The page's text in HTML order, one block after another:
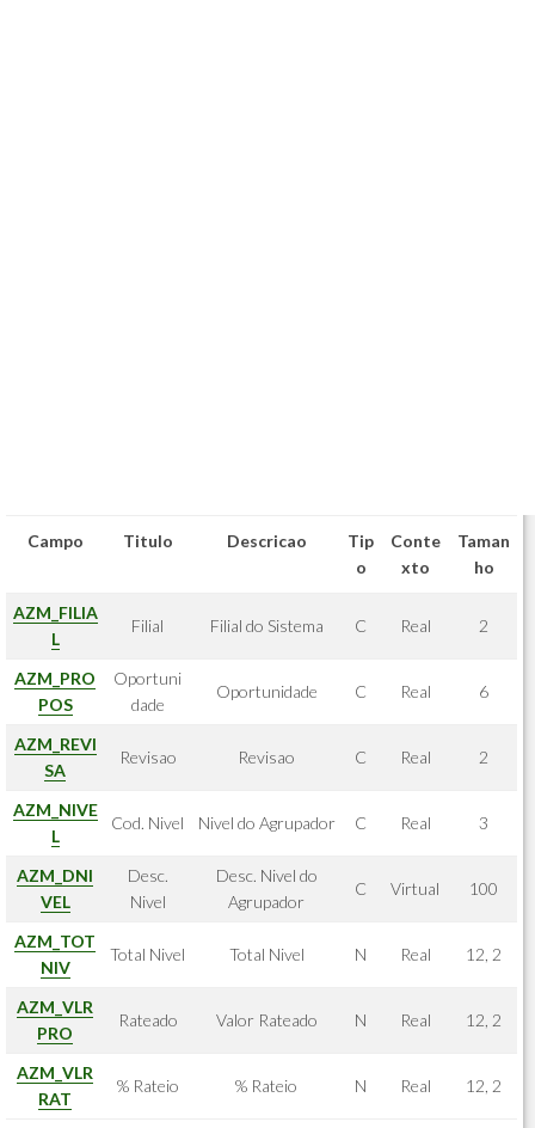
Campo Titulo Descricao
Tip
o
Conte
xto
Taman
ho
AZM_FILIA
L
Filial Filial do Sistema C Real 2
AZM_PRO
POS
Oportuni
dade
Oportunidade C Real 6
AZM_REVI
SA
Revisao Revisao C Real 2
AZM_NIVE
L
Cod. Nivel Nivel do Agrupador C Real 3
AZM_DNI
VEL
Desc.
Nivel
Desc. Nivel do
Agrupador
C Virtual 100
AZM_TOT
NIV
Total Nivel Total Nivel N Real 12, 2
AZM_VLR
PRO
Rateado Valor Rateado N Real 12, 2
AZM_VLR
RAT
% Rateio % Rateio N Real 12, 2